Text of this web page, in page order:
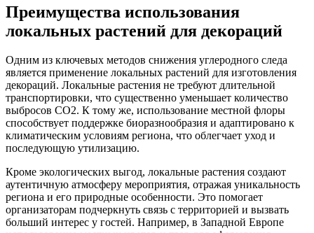
Преимущества использования
локальных растений для декораций
Одним из ключевых методов снижения углеродного следа
является применение локальных растений для изготовления
декораций. Локальные растения не требуют длительной
транспортировки, что существенно уменьшает количество
выбросов CO2. К тому же, использование местной флоры
способствует поддержке биоразнообразия и адаптировано к
климатическим условиям региона, что облегчает уход и
последующую утилизацию.
Кроме экологических выгод, локальные растения создают
аутентичную атмосферу мероприятия, отражая уникальность
региона и его природные особенности. Это помогает
организаторам подчеркнуть связь с территорией и вызвать
больший интерес у гостей. Например, в Западной Европе